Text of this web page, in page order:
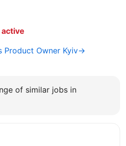
Product Owner Kyiv→
of similar jobs in